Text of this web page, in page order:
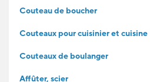
SERVICE
Couteau de boucher
Couteaux pour cuisinier et cuisine
Couteaux de boulanger
Affûter, scier